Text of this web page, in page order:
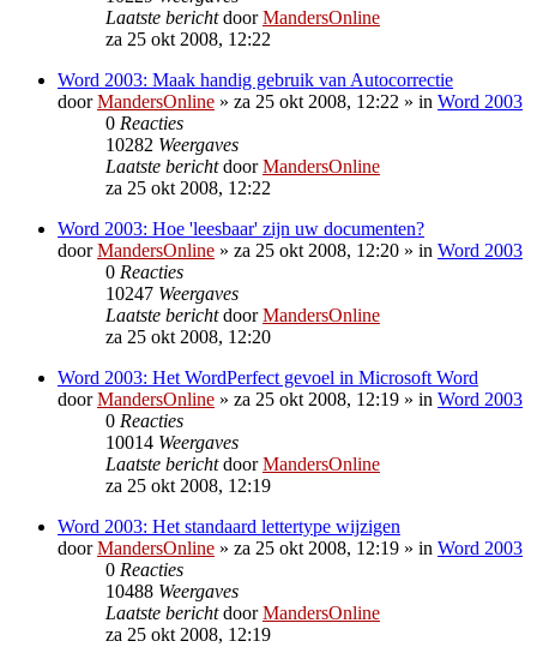
Laatste berichtdoorMandersOnline
za 25 okt 2008, 12:22
Word 2003: Maak handig gebruik van Autocorrectie
doorMandersOnline » za 25 okt 2008, 12:22 » in Word 2003
0 Reacties
10282 Weergaves
Laatste berichtdoorMandersOnline
za 25 okt 2008, 12:22
Word 2003: Hoe 'leesbaar' zijn uw documenten?
doorMandersOnline » za 25 okt 2008, 12:20 » in Word 2003
0 Reacties
10247 Weergaves
Laatste berichtdoorMandersOnline
za 25 okt 2008, 12:20
Word 2003: Het WordPerfect gevoel in Microsoft Word
doorMandersOnline » za 25 okt 2008, 12:19 » in Word 2003
0 Reacties
10014 Weergaves
Laatste berichtdoorMandersOnline
za 25 okt 2008, 12:19
Word 2003: Het standaard lettertype wijzigen
doorMandersOnline » za 25 okt 2008, 12:19 » in Word 2003
0 Reacties
10488 Weergaves
Laatste berichtdoorMandersOnline
za 25 okt 2008, 12:19